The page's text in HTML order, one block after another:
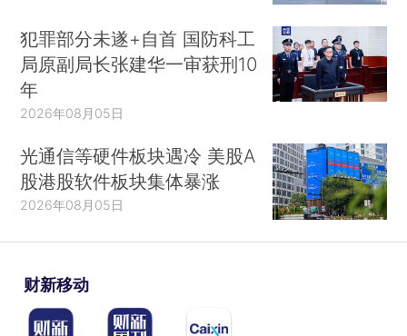
犯罪部分未遂+自首 国防科工
局原副局长张建华一审获刑10
年
2026年08月05日
光通信等硬件板块遇冷 美股A
股港股软件板块集体暴涨
2026年08月05日
财新移动